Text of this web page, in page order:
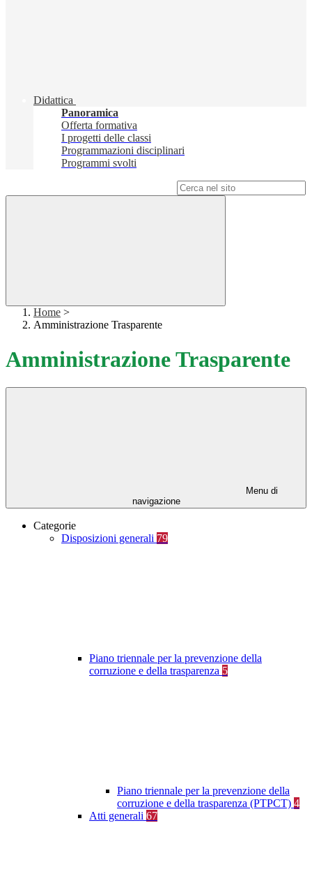
Didattica
Panoramica
Offerta formativa
I progetti delle classi
Programmazioni disciplinari
Programmi svolti
Home >
Amministrazione Trasparente
Amministrazione Trasparente
Menu di
navigazione
Categorie
Disposizioni generali 79
Piano triennale per la prevenzione della
corruzione e della trasparenza 5
Piano triennale per la prevenzione della
corruzione e della trasparenza (PTPCT) 4
Atti generali 67